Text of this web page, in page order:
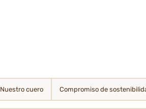
Nuestro cuero Compromiso de